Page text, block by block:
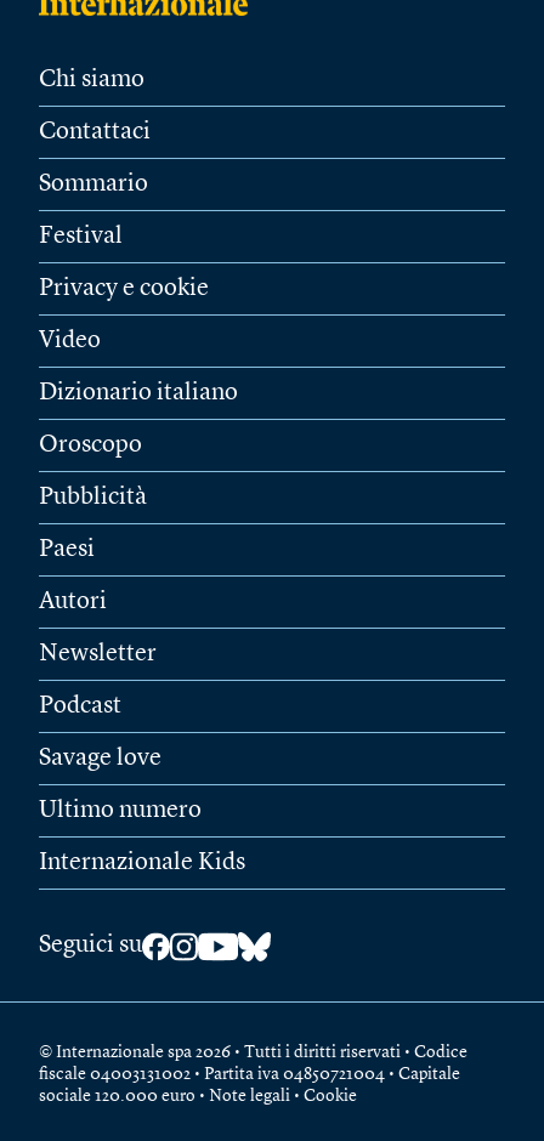
Chi siamo
Contattaci
Sommario
Festival
Privacy e cookie
Video
Dizionario italiano
Oroscopo
Pubblicità
Paesi
Autori
Newsletter
Podcast
Savage love
Ultimo numero
Internazionale Kids
Seguici su
© Internazionale spa 2026 • Tutti i diritti riservati • Codice
fiscale 04003131002 • Partita iva 04850721004 • Capitale
sociale 120.000 euro • Note legali • Cookie